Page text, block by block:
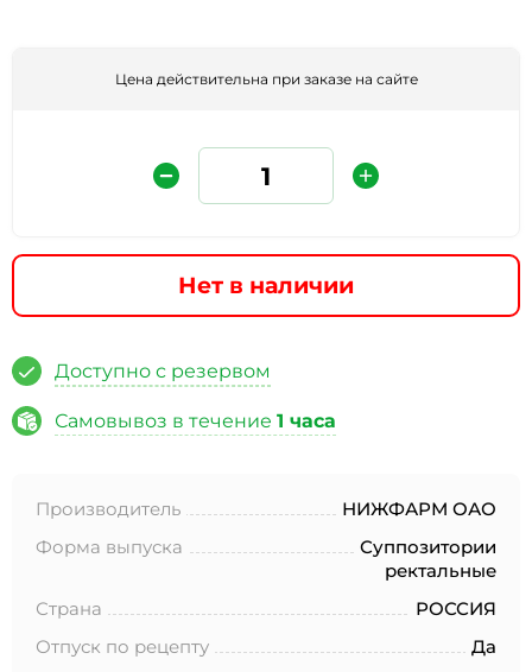
Цена действительна при заказе на сайте
Нет в наличии
Доступно с резервом
Самовывоз в течение 1 часа
Производитель
НИЖФАРМ ОАО
Форма выпуска
Суппозитории
ректальные
Страна
РОССИЯ
Отпуск по рецепту
Да
Защита от автоматических сообщений
соответствии с Федеральным законом от 27.07.2006 года
№152-ФЗ «О персональных данных», на условиях и для
целей, определенных в Согласии на обработку